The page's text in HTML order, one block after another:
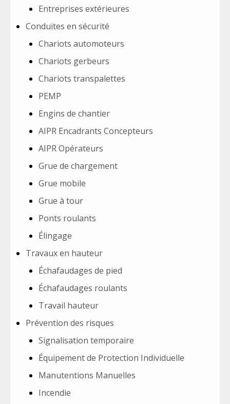
Entreprises extérieures
Conduites en sécurité
Chariots automoteurs
Chariots gerbeurs
Chariots transpalettes
PEMP
Engins de chantier
AIPR Encadrants Concepteurs
AIPR Opérateurs
Grue de chargement
Grue mobile
Grue à tour
Ponts roulants
Élingage
Travaux en hauteur
Échafaudages de pied
Échafaudages roulants
Travail hauteur
Prévention des risques
Signalisation temporaire
Équipement de Protection Individuelle
Manutentions Manuelles
Incendie